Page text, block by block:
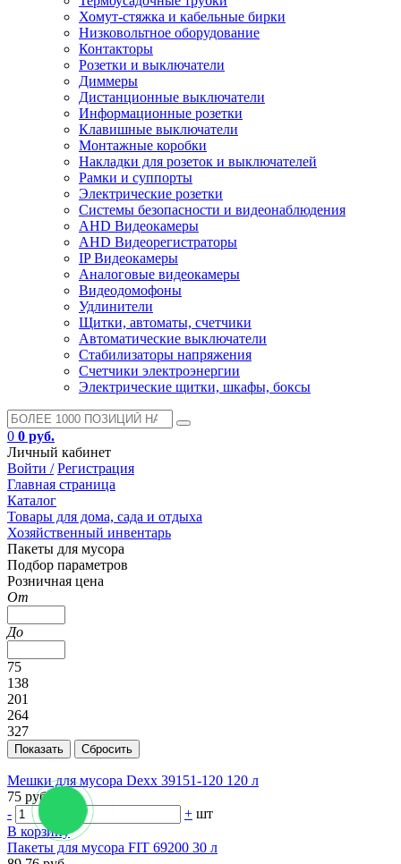
Хомут-стяжка и кабельные бирки
Низковольтное оборудование
Контакторы
Розетки и выключатели
Диммеры
Дистанционные выключатели
Информационные розетки
Клавишные выключатели
Монтажные коробки
Накладки для розеток и выключателей
Рамки и суппорты
Электрические розетки
Системы безопасности и видеонаблюдения
AHD Видеокамеры
AHD Видеорегистраторы
IP Видеокамеры
Аналоговые видеокамеры
Видеодомофоны
Удлинители
Щитки, автоматы, счетчики
Автоматические выключатели
Стабилизаторы напряжения
Счетчики электроэнергии
Электрические щитки, шкафы, боксы
0 0 руб.
Личный кабинет
Войти / Регистрация
Главная страница
Каталог
Товары для дома, сада и отдыха
Хозяйственный инвентарь
Пакеты для мусора
Подбор параметров
Розничная цена
От
До
75
138
201
264
327
Мешки для мусора Dexx 39151-120 120 л
75 руб.
-
+ шт
В корзину
Пакеты для мусора FIT 69200 30 л